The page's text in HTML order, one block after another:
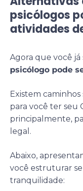
psicólogos
atividades
Agora que você já
psicólogo pode
Existem
para você ter seu
principalmente,
legal.
Abaixo,
você estruturar
tranquilidade: